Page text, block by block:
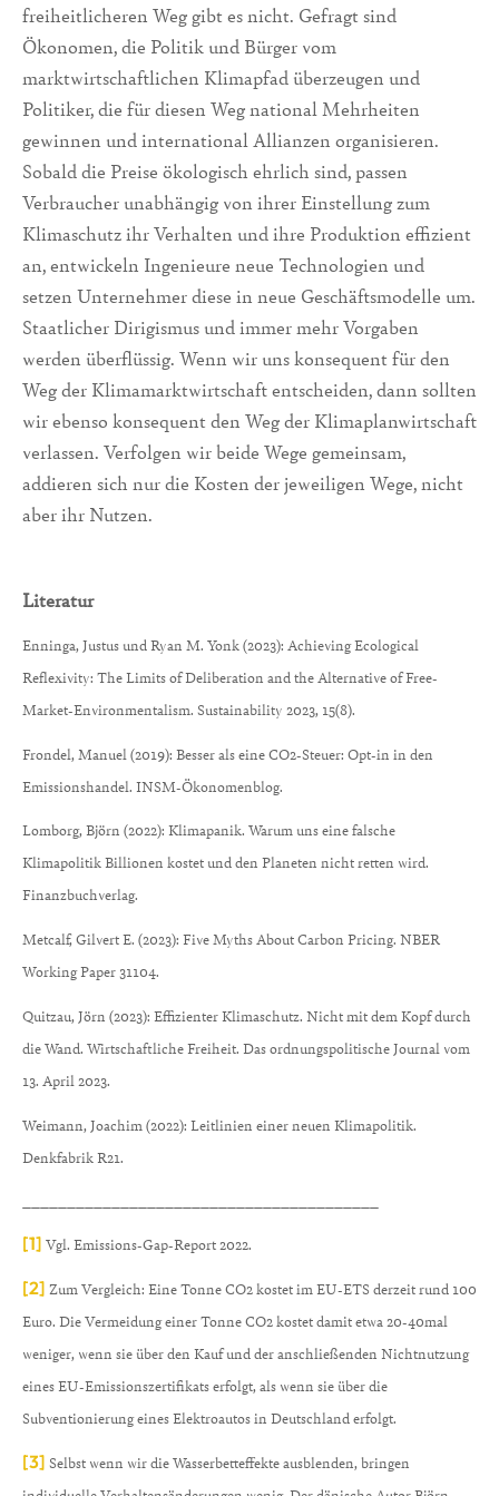
freiheitlicheren Weg gibt es nicht. Gefragt sind
Ökonomen, die Politik und Bürger vom
marktwirtschaftlichen Klimapfad überzeugen und
Politiker, die für diesen Weg national Mehrheiten
gewinnen und international Allianzen organisieren.
Sobald die Preise ökologisch ehrlich sind, passen
Verbraucher unabhängig von ihrer Einstellung zum
Klimaschutz ihr Verhalten und ihre Produktion effizient
an, entwickeln Ingenieure neue Technologien und
setzen Unternehmer diese in neue Geschäftsmodelle um.
Staatlicher Dirigismus und immer mehr Vorgaben
werden überflüssig. Wenn wir uns konsequent für den
Weg der Klimamarktwirtschaft entscheiden, dann sollten
wir ebenso konsequent den Weg der Klimaplanwirtschaft
verlassen. Verfolgen wir beide Wege gemeinsam,
addieren sich nur die Kosten der jeweiligen Wege, nicht
aber ihr Nutzen.
Literatur
Enninga, Justus und Ryan M. Yonk (2023): Achieving Ecological
Reflexivity: The Limits of Deliberation and the Alternative of Free-
Market-Environmentalism. Sustainability 2023, 15(8).
Frondel, Manuel (2019): Besser als eine CO2-Steuer: Opt-in in den
Emissionshandel. INSM-Ökonomenblog.
Lomborg, Björn (2022): Klimapanik. Warum uns eine falsche
Klimapolitik Billionen kostet und den Planeten nicht retten wird.
Finanzbuchverlag.
Metcalf, Gilvert E. (2023): Five Myths About Carbon Pricing. NBER
Working Paper 31104.
Quitzau, Jörn (2023): Effizienter Klimaschutz. Nicht mit dem Kopf durch
die Wand. Wirtschaftliche Freiheit. Das ordnungspolitische Journal vom
13. April 2023.
Weimann, Joachim (2022): Leitlinien einer neuen Klimapolitik.
Denkfabrik R21.
[1] Vgl. Emissions-Gap-Report 2022.
[2] Zum Vergleich: Eine Tonne CO2 kostet im EU-ETS derzeit rund 100
Euro. Die Vermeidung einer Tonne CO2 kostet damit etwa 20-40mal
weniger, wenn sie über den Kauf und der anschließenden Nichtnutzung
eines EU-Emissionszertifikats erfolgt, als wenn sie über die
Subventionierung eines Elektroautos in Deutschland erfolgt.
[3] Selbst wenn wir die Wasserbetteffekte ausblenden, bringen